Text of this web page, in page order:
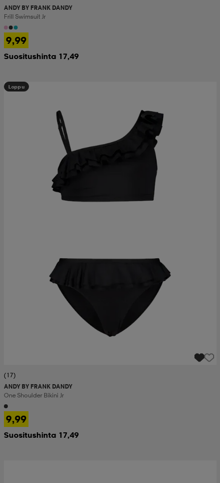
ANDY BY FRANK DANDY
Frill Swimsuit Jr
9,99
Suositushinta 17,49
Loppu
(17)
ANDY BY FRANK DANDY
One Shoulder Bikini Jr
9,99
Suositushinta 17,49